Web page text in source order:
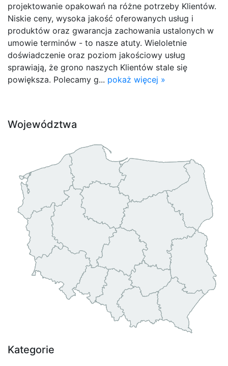
projektowanie opakowań na różne potrzeby Klientów.
Niskie ceny, wysoka jakość oferowanych usług i
produktów oraz gwarancja zachowania ustalonych w
umowie terminów - to nasze atuty. Wieloletnie
doświadczenie oraz poziom jakościowy usług
sprawiają, że grono naszych Klientów stale się
powiększa. Polecamy g... pokaż więcej »
Województwa
Kategorie